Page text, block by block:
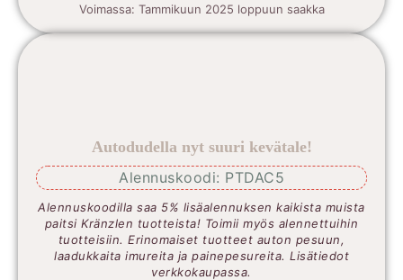
Voimassa: Tammikuun 2025 loppuun saakka
Autodudella nyt suuri kevätale!
Alennuskoodi: PTDAC5
Alennuskoodilla saa 5% lisäalennuksen kaikista muista
paitsi Kränzlen tuotteista! Toimii myös alennettuihin
tuotteisiin. Erinomaiset tuotteet auton pesuun,
laadukkaita imureita ja painepesureita. Lisätiedot
verkkokaupassa.